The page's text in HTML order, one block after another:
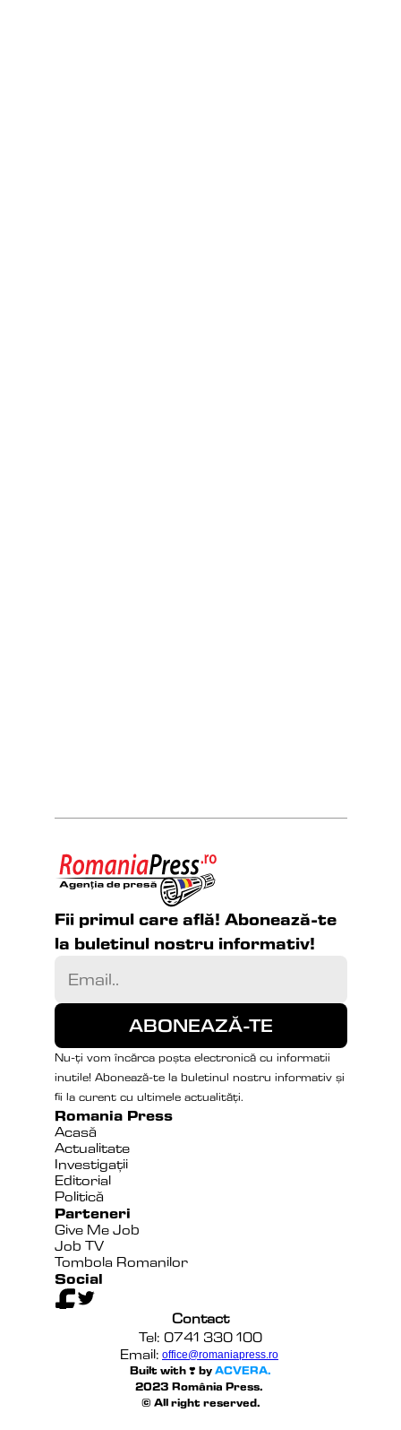
Fii primul care află! Abonează-te
la buletinul nostru informativ!
Nu-ți vom încărca poșta electronică cu informatii
inutile! Abonează-te la buletinul nostru informativ și
fii la curent cu ultimele actualități.
Romania Press
Acasă
Actualitate
Investigații
Editorial
Politică
Parteneri
Give Me Job
Job TV
Tombola Romanilor
Social
2023 România Press.
© All right reserved.
Built with ❣️ by ACVERA.
Contact
Tel: 0741 330 100
Email: office@romaniapress.ro